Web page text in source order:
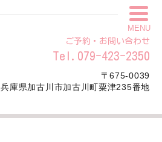
MENU
ご予約・お問い合わせ
Tel.079-423-2350
〒675-0039
兵庫県加古川市加古川町粟津235番地